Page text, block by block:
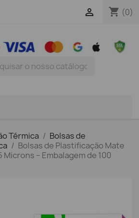
shopping_cart (0)

Térmica
Bolsas de
Bolsas de Plastificação Mate
Microns – Embalagem de 100